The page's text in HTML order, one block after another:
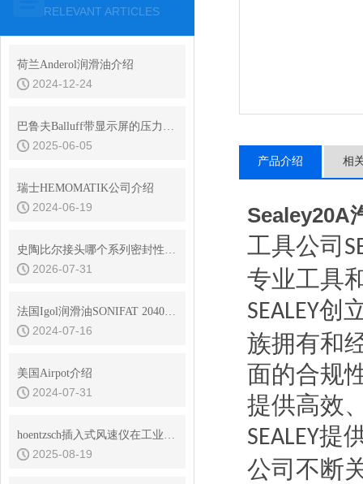
RELEVANT ARTICLES
荷兰Anderol润滑油介绍
2024-12-24
巴鲁夫Balluff带显示屏的压力传感器数字输入有哪些类型？
2025-06-05
瑞士HEMOMATIK公司介绍
2024-06-19
史陶比尔接头哪个系列密封性能好
2026-07-31
法国Igol润滑油SONIFAT 2040DW
2024-07-16
美国Airpot介绍
2024-07-31
hoentzsch插入式风速仪在工业应用中的重要性与优势
2025-08-19
产品介绍 相
Sealey20A
工具公司
专业工具
SEALEY创
族拥有和
面的合规
提供高效
SEALEY提
公司不断